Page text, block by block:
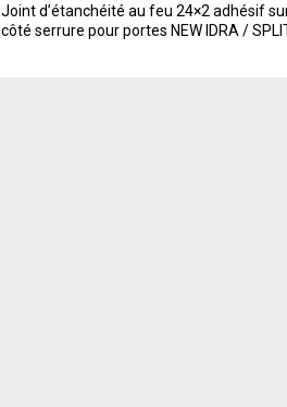
Joint d’étanchéité au feu 24×2 adhésif
côté serrure pour portes NEW IDRA /